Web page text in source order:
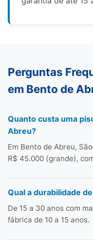
Perguntas
em Bento de
Quanto custa uma
Abreu?
Em Bento de Abreu,
R$ 45.000 (grande),
Qual a durabilidade
De 15 a 30 anos com
fábrica de 10 a 15 anos.